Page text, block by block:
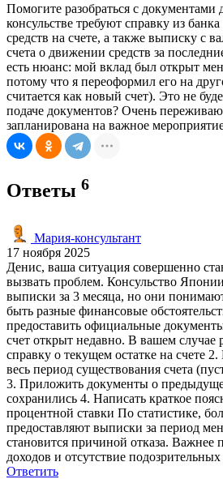
Помогите разобраться с
консульстве требуют справку из
средств на счете, а также выписку с
счета о движении средств за
есть нюанс: мой вклад был открыт
потому что я переоформил его на
считается как новый счет). Это не
подаче документов? Очень
запланирована на важное
Ответы 6
Мария-консультант
17 ноября 2025
Денис, ваша ситуация совершенно
вызвать проблем. Консульство
выписки за 3 месяца, но они
быть разные финансовые
предоставить официальные
счет открыт недавно. В вашем случае
справку о текущем остатке на счете
весь период существования счета
3. Приложить документы о
сохранились 4. Написать краткое
процентной ставки По статистике,
предоставляют выписки за период
становится причиной отказа. Важнее
доходов и отсутствие
Ответить